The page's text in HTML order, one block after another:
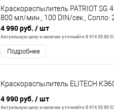
Краскораспылитель PATRIOT SG
800 мл/мин., 100 DIN/сек., Сопло:
4 990 руб. / шт
Актуальную цену и наличие уточняйте 8 914 55 80
Подробнее
Краскораспылитель ELITECH
4 990 руб. / шт
Актуальную цену и наличие уточняйте 8 914 55 80